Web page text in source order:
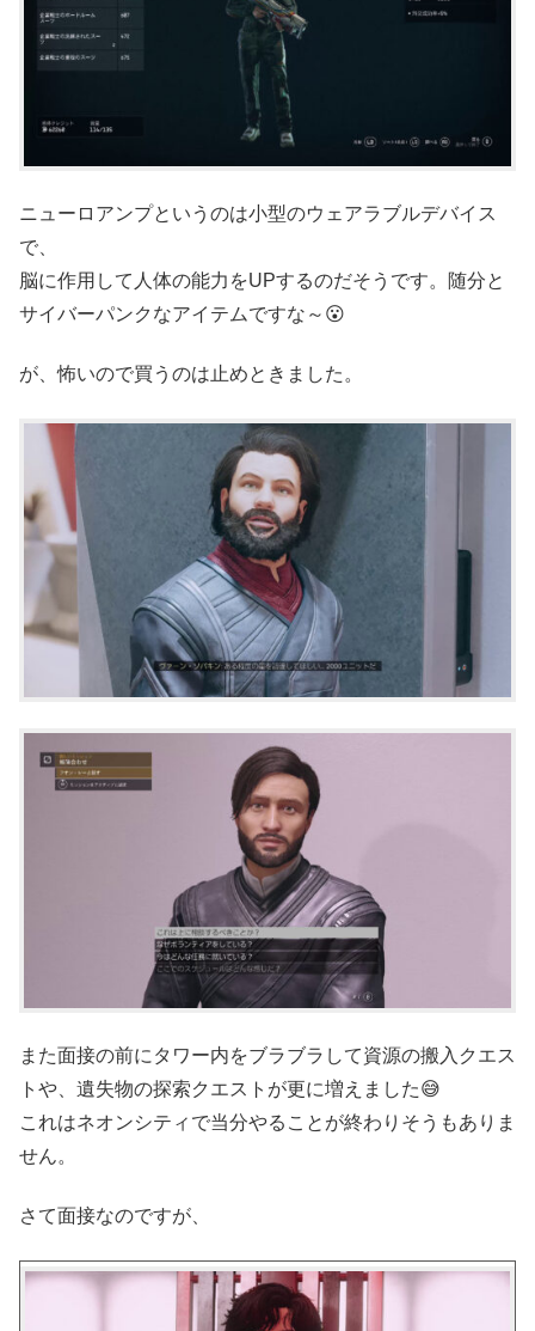
ニューロアンプというのは小型のウェアラブルデバイス
で、
脳に作用して人体の能力をUPするのだそうです。随分と
サイバーパンクなアイテムですな～😮
が、怖いので買うのは止めときました。
また面接の前にタワー内をブラブラして資源の搬入クエス
トや、遺失物の探索クエストが更に増えました😅
これはネオンシティで当分やることが終わりそうもありま
せん。
さて面接なのですが、